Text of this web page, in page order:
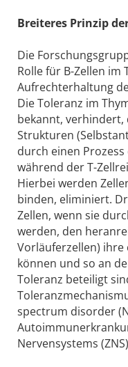
Breiteres Prinzip
Die
Rolle für B-Zellen im
Aufrechterhaltung
Die Toleranz im
bekannt, verhindert,
Strukturen
durch einen
während der T-
Hierbei werden
binden, eliminiert.
Zellen, wenn sie
werden, den
Vorläuferzellen) ihre
können und so an
Toleranz beteiligt
spectrum disorder
Nervensystems